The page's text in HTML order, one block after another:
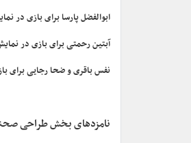
ابوالفضل پارسا برای بازی در
آبتین رحمتی برای بازی در
نفس باقری و ضحا رجایی برای
نامزدهای بخش طراحی